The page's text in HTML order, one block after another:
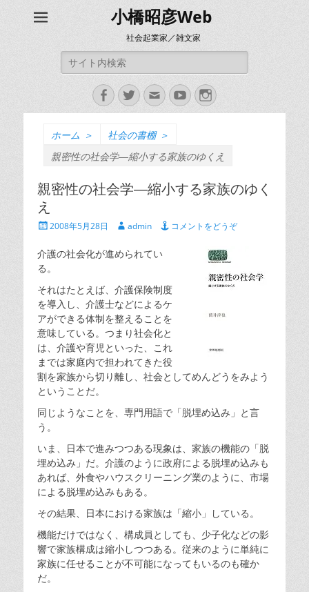
小橋昭彦Web
社会起業家／雑文家
索:
Facebook
Twitter
メ
ー
YouTubeInstagram
ホーム ＞ 社会の書棚 ＞
親密性の社会学―縮小する家族のゆくえ
親密性の社会学―縮小する家族のゆく
え
投
日
2008年5月28日
投
者
admin コメントをどうぞ
介護の社会化が進められてい
る。
それはたとえば、介護保険制度
を導入し、介護士などによるケ
アができる体制を整えることを
意味している。つまり社会化と
は、介護や育児といった、これ
までは家庭内で担われてきた役
割を家族から切り離し、社会としてめんどうをみよう
ということだ。
同じようなことを、専門用語で「脱埋め込み」と言
う。
いま、日本で進みつつある現象は、家族の機能の「脱
埋め込み」だ。介護のように政府による脱埋め込みも
あれば、外食やハウスクリーニング業のように、市場
による脱埋め込みもある。
その結果、日本における家族は「縮小」している。
機能だけではなく、構成員としても、少子化などの影
響で家族構成は縮小しつつある。従来のように単純に
家族に任せることが不可能になってもいるのも確か
だ。